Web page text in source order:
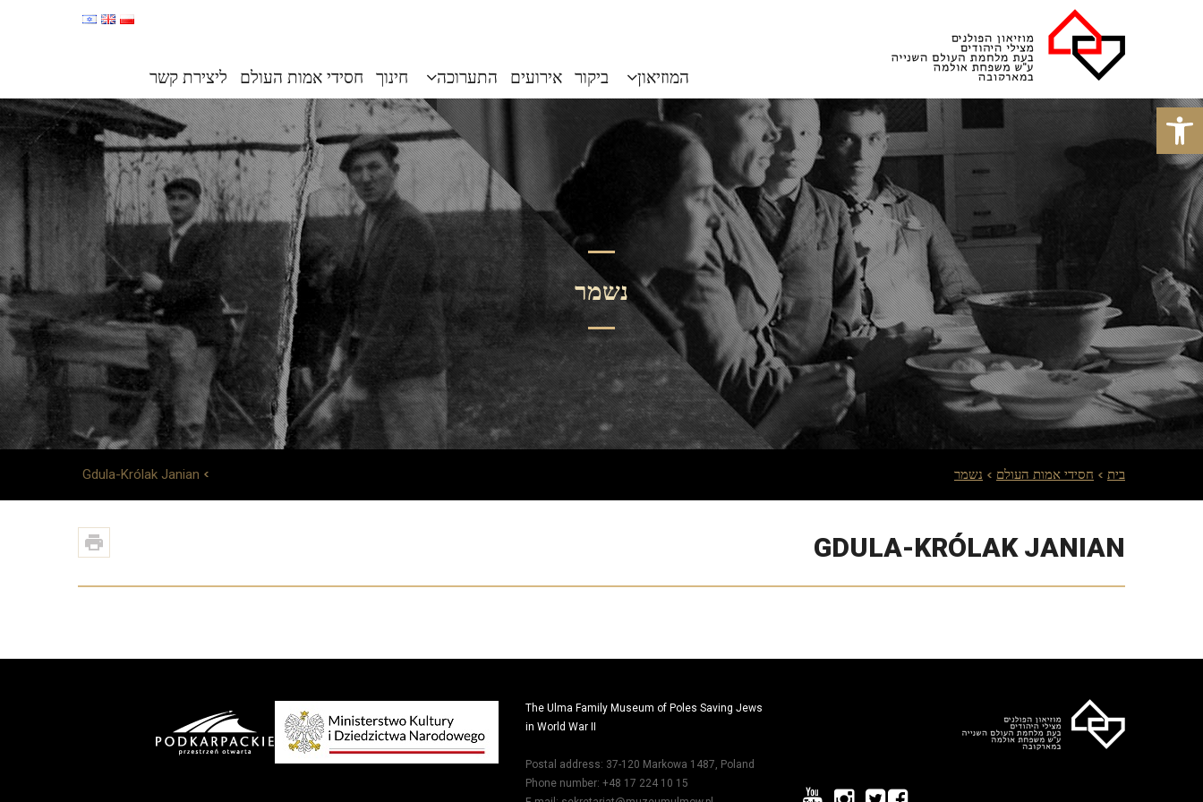
פתח סרגל נגישות
ליצירת קשר חסידי אמות העולם חינוך התערוכה אירועים ביקור המוזיאון
נשמר
בית חסידי אמות העולם נשמר Gdula-Królak Janian
GDULA-KRÓLAK JANIAN
The Ulma Family Museum of Poles Saving Jews
in World War II
Postal address: 37-120 Markowa 1487, Poland
Phone number: +48 17 224 10 15